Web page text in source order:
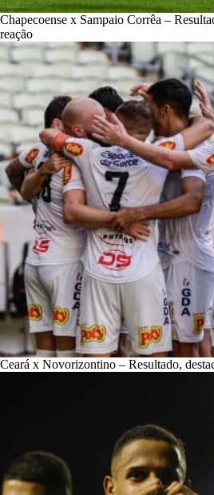
Chapecoense x Sampaio Corrêa –
reação
Ceará x Novorizontino – Resultado,